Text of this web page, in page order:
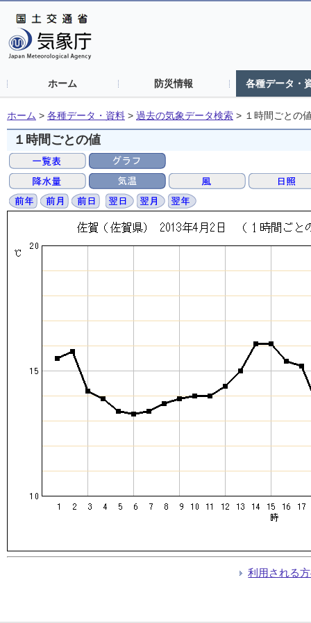
ホーム 防災情報 各種データ・
ホーム > 各種データ・資料 > 過去の気象データ検索 > １時間ごとの
１時間ごとの値
利用される